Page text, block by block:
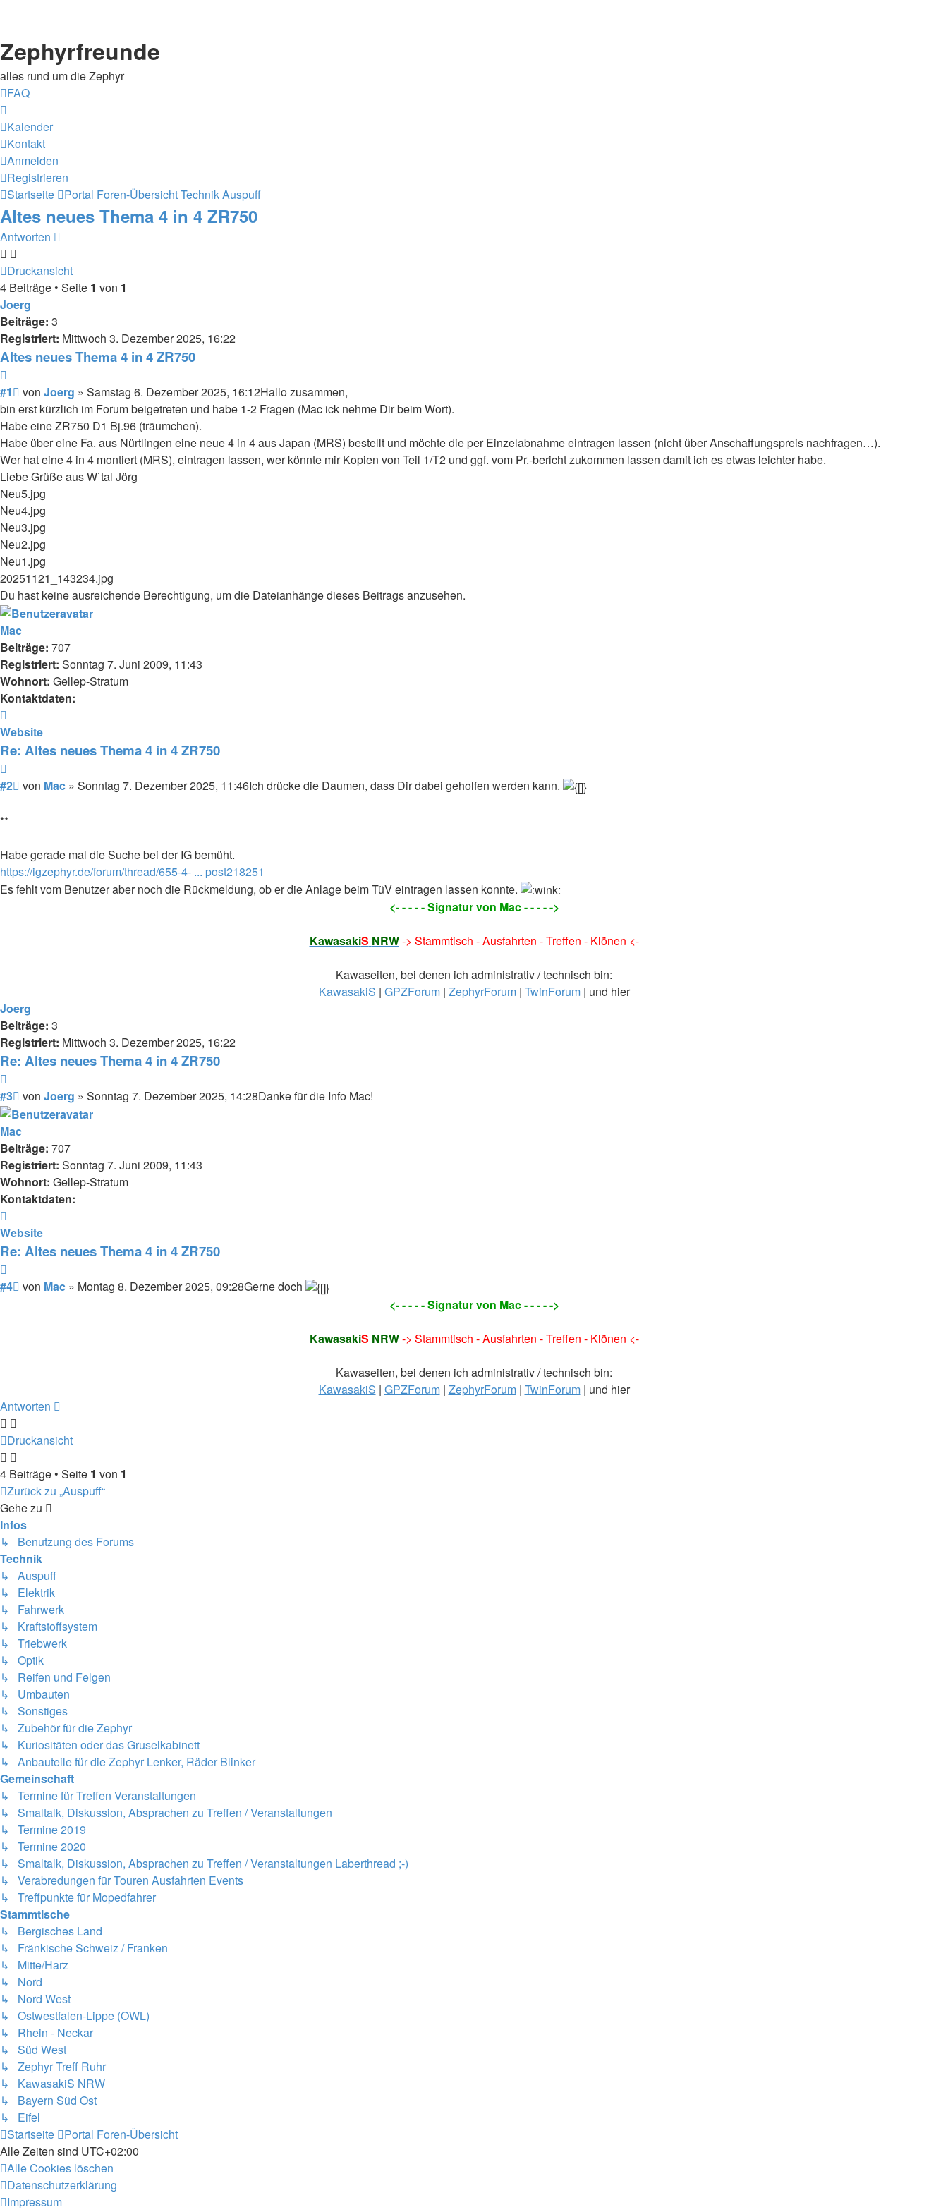
Zephyrfreunde
alles rund um die Zephyr
FAQ
Kalender
Kontakt
Anmelden
Registrieren
Startseite
Portal Foren-ÜbersichtTechnikAuspuff
Altes neues Thema 4 in 4 ZR750
Antworten
Druckansicht
4 Beiträge • Seite 1 von 1
Joerg
Beiträge: 3
Registriert: Mittwoch 3. Dezember 2025, 16:22
Altes neues Thema 4 in 4 ZR750
#1
Beitrag
von Joerg » Samstag 6. Dezember 2025, 16:12Hallo zusammen,
bin erst kürzlich im Forum beigetreten und habe 1-2 Fragen (Mac ick nehme Dir beim Wort).
Habe eine ZR750 D1 Bj.96 (träumchen).
Habe über eine Fa. aus Nürtlingen eine neue 4 in 4 aus Japan (MRS) bestellt und möchte die per Einzelabnahme eintragen lassen (nicht über Anschaffungspreis nachfragen…).
Wer hat eine 4 in 4 montiert (MRS), eintragen lassen, wer könnte mir Kopien von Teil 1/T2 und ggf. vom Pr.-bericht zukommen lassen damit ich es etwas leichter habe.
Liebe Grüße aus W`tal Jörg
Neu5.jpg
Neu4.jpg
Neu3.jpg
Neu2.jpg
Neu1.jpg
20251121_143234.jpg
Du hast keine ausreichende Berechtigung, um die Dateianhänge dieses Beitrags anzusehen.
Mac
Beiträge: 707
Registriert: Sonntag 7. Juni 2009, 11:43
Wohnort: Gellep-Stratum
Kontaktdaten:
von
Mac
Website
Re: Altes neues Thema 4 in 4 ZR750
#2
Beitrag
von Mac » Sonntag 7. Dezember 2025, 11:46Ich drücke die Daumen, dass Dir dabei geholfen werden kann.
**
Habe gerade mal die Suche bei der IG bemüht.
https://igzephyr.de/forum/thread/655-4- ... post218251
Es fehlt vom Benutzer aber noch die Rückmeldung, ob er die Anlage beim TüV eintragen lassen konnte.
<- - - - - Signatur von Mac - - - - ->
KawasakiS NRW-> Stammtisch - Ausfahrten - Treffen - Klönen <-
Kawaseiten, bei denen ich administrativ / technisch bin:
KawasakiS | GPZForum| ZephyrForum| TwinForum| und hier
Joerg
Beiträge: 3
Registriert: Mittwoch 3. Dezember 2025, 16:22
Re: Altes neues Thema 4 in 4 ZR750
#3
Beitrag
von Joerg » Sonntag 7. Dezember 2025, 14:28Danke für die Info Mac!
Mac
Beiträge: 707
Registriert: Sonntag 7. Juni 2009, 11:43
Wohnort: Gellep-Stratum
Kontaktdaten:
von
Mac
Website
Re: Altes neues Thema 4 in 4 ZR750
#4
Beitrag
von Mac » Montag 8. Dezember 2025, 09:28Gerne doch
<- - - - - Signatur von Mac - - - - ->
KawasakiS NRW-> Stammtisch - Ausfahrten - Treffen - Klönen <-
Kawaseiten, bei denen ich administrativ / technisch bin:
KawasakiS | GPZForum| ZephyrForum| TwinForum| und hier
Antworten
Druckansicht
4 Beiträge • Seite 1 von 1
Zurück zu „Auspuff“
Gehe zu
Infos
↳ Benutzung des Forums
Technik
↳ Auspuff
↳ Elektrik
↳ Fahrwerk
↳ Kraftstoffsystem
↳ Triebwerk
↳ Optik
↳ Reifen und Felgen
↳ Umbauten
↳ Sonstiges
↳ Zubehör für die Zephyr
↳ Kuriositäten oder das Gruselkabinett
↳ Anbauteile für die Zephyr Lenker, Räder Blinker
Gemeinschaft
↳ Termine für Treffen Veranstaltungen
↳ Smaltalk, Diskussion, Absprachen zu Treffen / Veranstaltungen
↳ Termine 2019
↳ Termine 2020
↳ Smaltalk, Diskussion, Absprachen zu Treffen / Veranstaltungen Laberthread ;-)
↳ Verabredungen für Touren Ausfahrten Events
↳ Treffpunkte für Mopedfahrer
Stammtische
↳ Bergisches Land
↳ Fränkische Schweiz / Franken
↳ Mitte/Harz
↳ Nord
↳ Nord West
↳ Ostwestfalen-Lippe (OWL)
↳ Rhein - Neckar
↳ Süd West
↳ Zephyr Treff Ruhr
↳ KawasakiS NRW
↳ Bayern Süd Ost
↳ Eifel
Startseite
Portal Foren-Übersicht
Alle Zeiten sind UTC+02:00
Alle Cookies löschen
Datenschutzerklärung
Impressum